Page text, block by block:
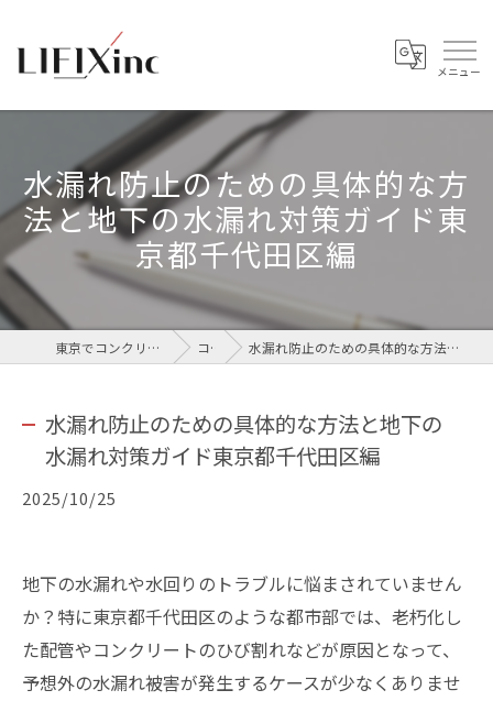
水漏れ防止のための具体的な方
法と地下の水漏れ対策ガイド東
京都千代田区編
東京でコンクリートなら株式会社LIFIX コラム 水漏れ防止のための具体的な方法と地下の水漏れ対策ガイド東京都千代田区編
水漏れ防止のための具体的な方法と地下の
水漏れ対策ガイド東京都千代田区編
2025/10/25
地下の水漏れや水回りのトラブルに悩まされていません
か？特に東京都千代田区のような都市部では、老朽化し
た配管やコンクリートのひび割れなどが原因となって、
予想外の水漏れ被害が発生するケースが少なくありませ